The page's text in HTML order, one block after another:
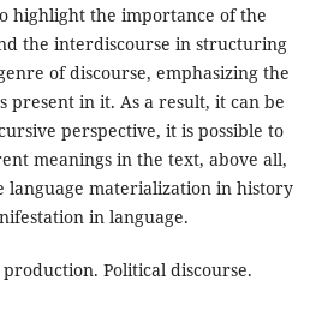
highlight the importance of the
the interdiscourse in structuring
of discourse, emphasizing the
present in it. As a result, it can be
perspective, it is possible to
meanings in the text, above all,
language materialization in history
in language.
Political discourse.